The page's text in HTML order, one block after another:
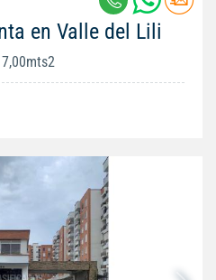
en Valle del Lili